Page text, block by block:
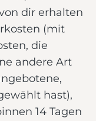
dir erhalten
(mit
die
andere Art
hast),
14 Tagen